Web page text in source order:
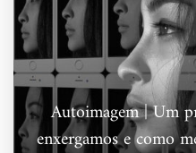
Autoimagem | Um
enxergamos e como